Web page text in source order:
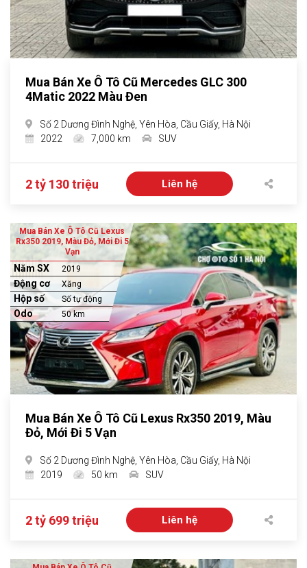
Mua Bán Xe Ô Tô Cũ Mercedes GLC 300
4Matic 2022 Màu Đen
Số 2 Dương Đình Nghệ, Yên Hòa, Cầu Giấy, Hà Nội
2022
7,000 km SUV
2 tỷ 130 triệu Liên hệ
Mua Bán Xe Ô Tô Cũ Lexus
Rx350 2019, Màu Đỏ, Mới Đi 5
Vạn
Năm SX 2019
Động cơ Xăng
Hộp số Số tự động
Odo 50 km
Mua Bán Xe Ô Tô Cũ Lexus Rx350 2019, Màu
Đỏ, Mới Đi 5 Vạn
Số 2 Dương Đình Nghệ, Yên Hòa, Cầu Giấy, Hà Nội
2019
50 km SUV
2 tỷ 699 triệu Liên hệ